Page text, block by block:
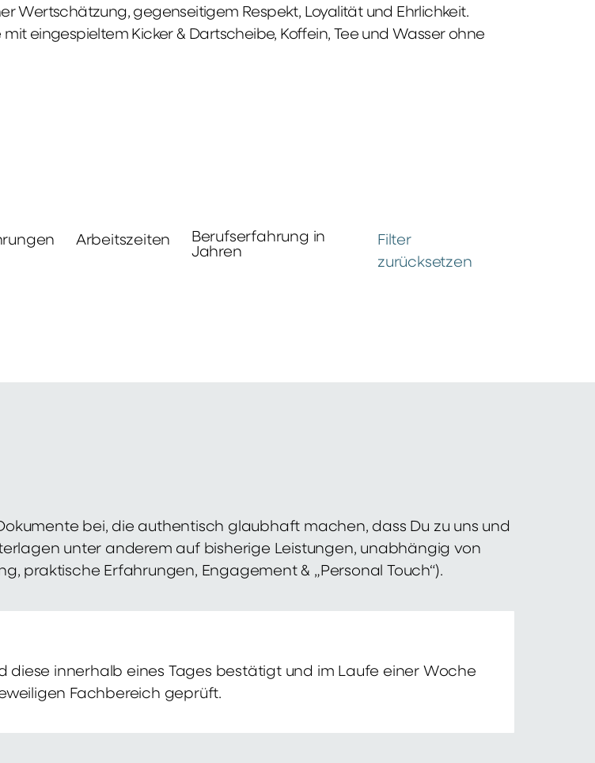
Wertschätzung, gegenseitigem Respekt, Loyalität und Ehrlichkeit.
eingespieltem Kicker & Dartscheibe, Koffein, Tee und Wasser ohne
Arbeitszeiten
Berufserfahrung in
Jahren
Filter
zurücksetzen
bei, die authentisch glaubhaft machen, dass Du zu uns und
unter anderem auf bisherige Leistungen, unabhängig von
praktische Erfahrungen, Engagement & „Personal Touch“).
diese innerhalb eines Tages bestätigt und im Laufe einer Woche
Fachbereich geprüft.